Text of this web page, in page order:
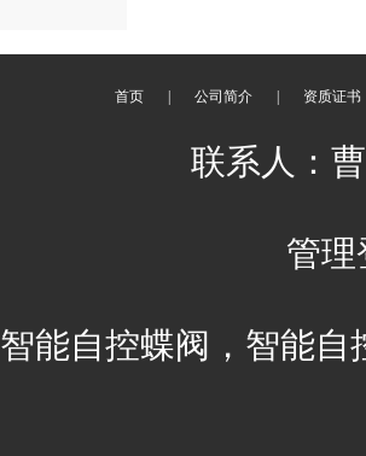
首页 公司简介 资质证书
联系人：
管理
能自控蝶阀，智能